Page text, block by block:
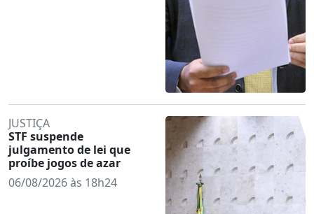
JUSTIÇA
STF suspende
julgamento de lei que
proíbe jogos de azar
06/08/2026 às 18h24